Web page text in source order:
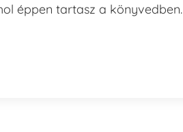
éppen tartasz a könyvedben.